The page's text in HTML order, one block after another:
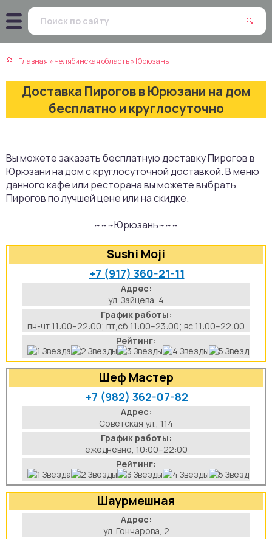
Главная »Челябинская область»Юрюзань
Доставка Пирогов в Юрюзани на дом
бесплатно и круглосуточно
Вы можете заказать бесплатную доставку Пирогов в
Юрюзани на дом с круглосуточной доставкой. В меню
данного кафе или ресторана вы можете выбрать
Пирогов по лучшей цене или на скидке.
~~~Юрюзань~~~
Sushi Moji
+7 (917) 360-21-11
Адрес:
ул. Зайцева, 4
График работы:
пн-чт 11:00–22:00; пт,сб 11:00–23:00; вс 11:00–22:00
Рейтинг:
Шеф Мастер
+7 (982) 362-07-82
Адрес:
Советская ул., 114
График работы:
ежедневно, 10:00–22:00
Рейтинг:
Шаурмешная
Адрес:
ул. Гончарова, 2
кухня
кухня
кухня